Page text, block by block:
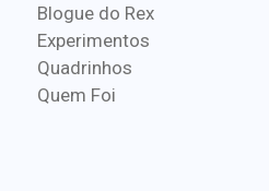
Blogue do Rex
Experimentos
Quadrinhos
Quem Foi